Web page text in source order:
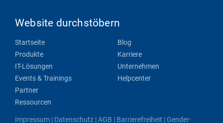
Website durchstöbern
Startseite
Produkte
IT-Lösungen
Events & Trainings
Partner
Ressourcen
Blog
Karriere
Unternehmen
Helpcenter
Impressum | Datenschutz |AGB | Barrierefreiheit | Gender-